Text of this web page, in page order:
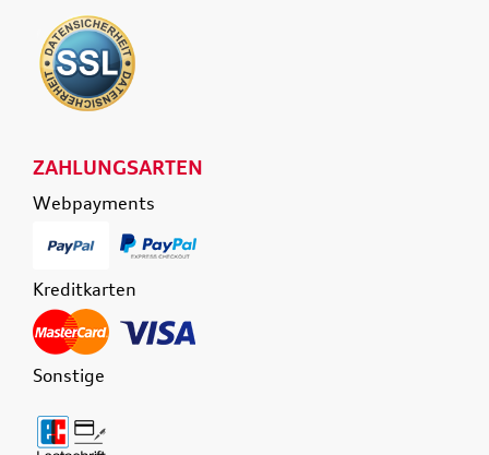
ZAHLUNGSARTEN
Webpayments
Kreditkarten
Sonstige